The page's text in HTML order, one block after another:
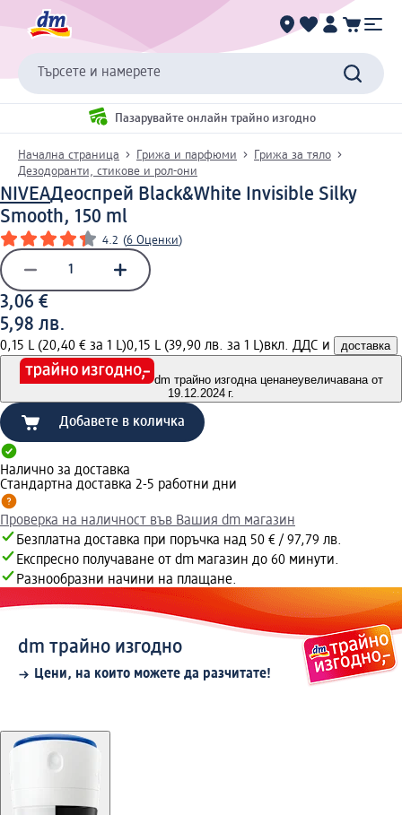
Търсете и намерете
Пазарувайте онлайн трайно изгодно
Начална страница Грижа и парфюми
Грижа за тяло
Дезодоранти, стикове и рол-они
NIVEAДеоспрей Black&White Invisible Silky
Smooth, 150 ml
4.2 (6 Оценки)
3,06 €
5,98 лв.
0,15 L (20,40 € за 1 L)0,15 L (39,90 лв. за 1 L)вкл. ДДС и доставка
dm трайно изгодна ценанеувеличавана от
19.12.2024 г.
Добавете в количка
Налично за доставка
Стандартна доставка 2-5 работни дни
Проверка на наличност във Вашия dm магазин
Безплатна доставка при поръчка над 50 € / 97,79 лв.
Експресно получаване от dm магазин до 60 минути.
Разнообразни начини на плащане.
dm трайно изгодно
Цени, на които можете да разчитате!